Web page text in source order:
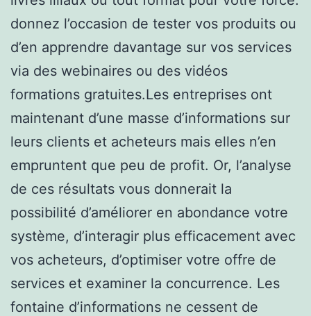
donnez l’occasion de tester vos produits ou
d’en apprendre davantage sur vos services
via des webinaires ou des vidéos
formations gratuites.Les entreprises ont
maintenant d’une masse d’informations sur
leurs clients et acheteurs mais elles n’en
empruntent que peu de profit. Or, l’analyse
de ces résultats vous donnerait la
possibilité d’améliorer en abondance votre
système, d’interagir plus efficacement avec
vos acheteurs, d’optimiser votre offre de
services et examiner la concurrence. Les
fontaine d’informations ne cessent de